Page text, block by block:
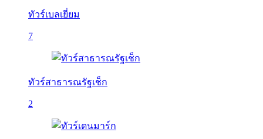
ทัวร์เบลเยี่ยม
7
ทัวร์สาธารณรัฐเช็ก
2